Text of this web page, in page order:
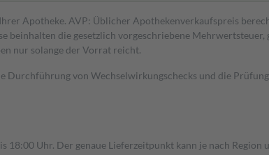
Apotheke. AVP: Üblicher Apothekenverkaufspreis
die gesetzlich vorgeschriebene Mehrwertsteuer,
nur solange der Vorrat reicht.
von Wechselwirkungschecks und die
Uhr. Der genaue Lieferzeitpunkt kann je nach Region